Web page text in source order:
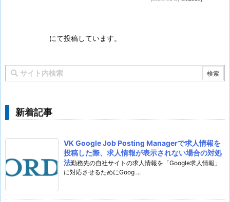
にて投稿しています。
新着記事
VK Google Job Posting Managerで求人情報を
投稿した際、求人情報が表示されない場合の対処
法勤務先の自社サイトの求人情報を「Google求人情報」
に対応させるためにGoog ...